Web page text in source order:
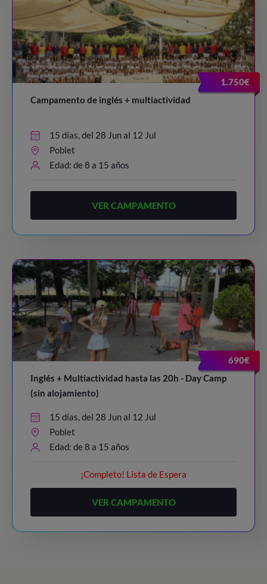
1.750€
Campamento de inglés + multiactividad
15 días, del 28 Jun al 12 Jul
Poblet
Edad: de 8 a 15 años
VER CAMPAMENTO
690€
Inglés + Multiactividad hasta las 20h - Day Camp
(sin alojamiento)
15 días, del 28 Jun al 12 Jul
Poblet
Edad: de 8 a 15 años
¡Completo! Lista de Espera
VER CAMPAMENTO